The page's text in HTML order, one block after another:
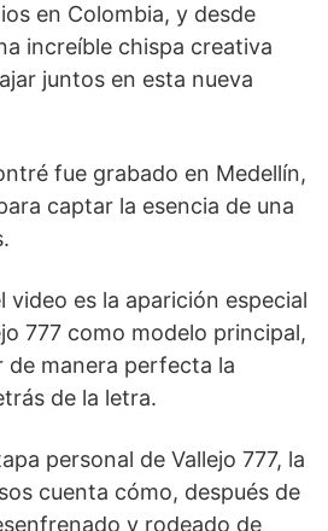
en Colombia, y desde
increíble chispa creativa
juntos en esta nueva
fue grabado en Medellín,
captar la esencia de una
video es la aparición especial
777 como modelo principal,
manera perfecta la
de la letra.
personal de Vallejo 777, la
cuenta cómo, después de
y rodeado de